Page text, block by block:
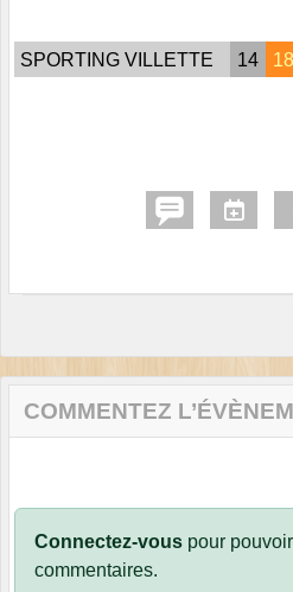
SPORTING VILLETTE 14 18
COMMENTEZ
Connectez-vous pour
commentaires.